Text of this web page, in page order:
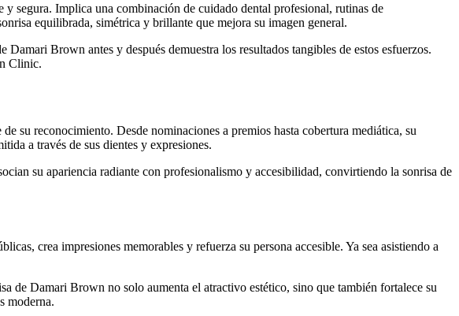
segura. Implica una combinación de cuidado dental profesional, rutinas de
equilibrada, simétrica y brillante que mejora su imagen general.
Brown antes y después demuestra los resultados tangibles de estos esfuerzos.
Clinic.
su reconocimiento. Desde nominaciones a premios hasta cobertura mediática, su
a través de sus dientes y expresiones.
su apariencia radiante con profesionalismo y accesibilidad, convirtiendo la sonrisa de
crea impresiones memorables y refuerza su persona accesible. Ya sea asistiendo a
de Damari Brown no solo aumenta el atractivo estético, sino que también fortalece su
moderna.